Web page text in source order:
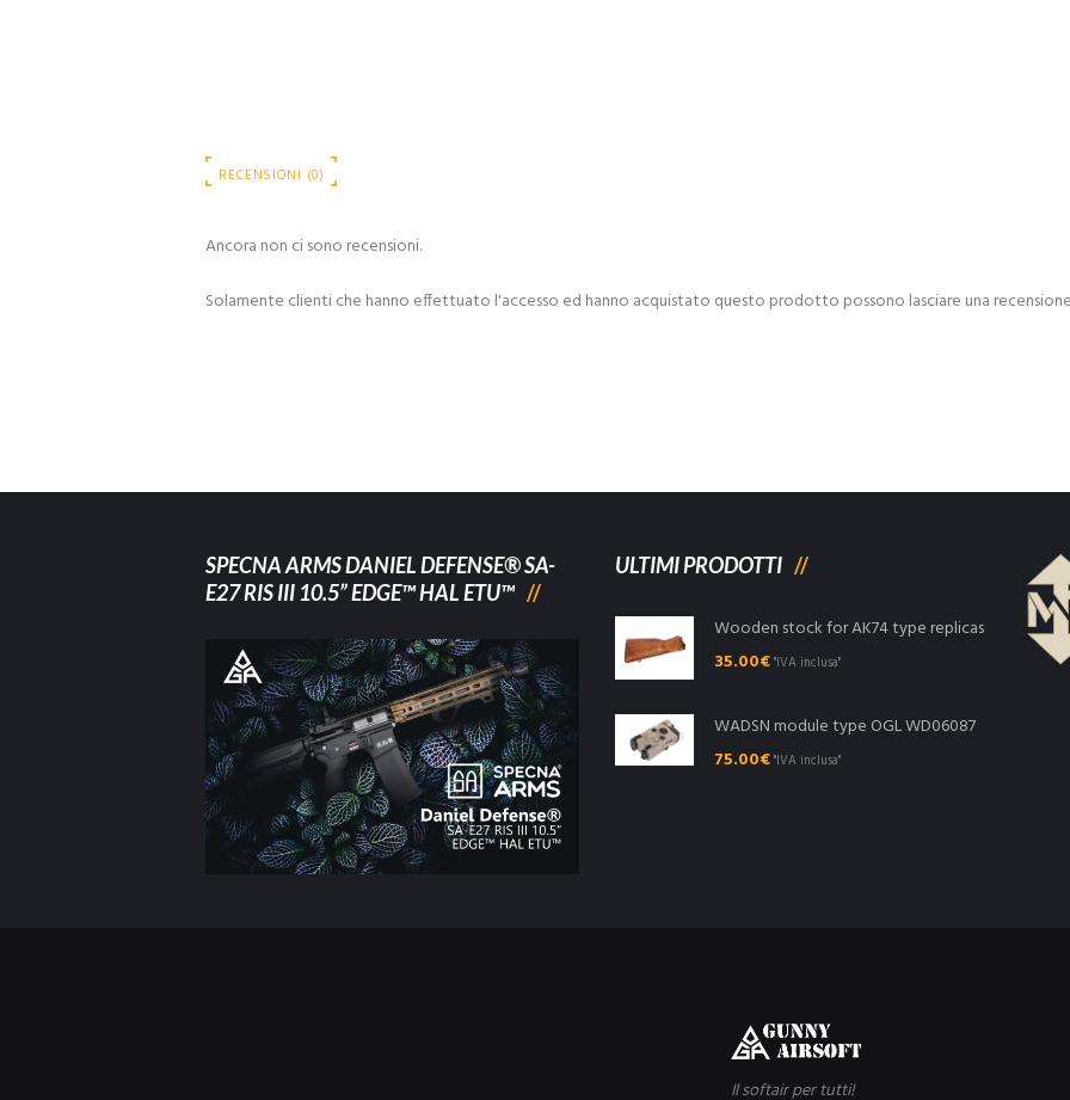
RECENSIONI (0)
Ancora non ci sono recensioni.
Solamente clienti che hanno effettuato l'accesso ed hanno acquistato questo prodotto possono lasciare una
SPECNA ARMS DANIEL DEFENSE® SA-
E27 RIS III 10.5” EDGE™ HAL ETU™
ULTIMI PRODOTTI
Wooden stock for AK74 type replicas
35.00€"IVA inclusa"
WADSN module type OGL WD06087
75.00€"IVA inclusa"
Il softair per tutti!